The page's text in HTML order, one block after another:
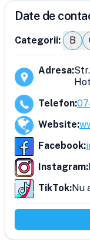
Date de
Categorii: B
Adresa:
Telefon:
Website:
Facebook:
Instagram:
TikTok:Nu